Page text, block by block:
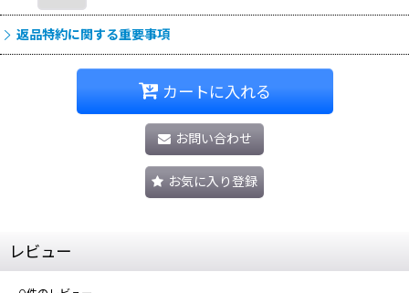
返品特約に関する重要事項
カートに入れる
お問い合わせ
お気に入り登録
レビュー